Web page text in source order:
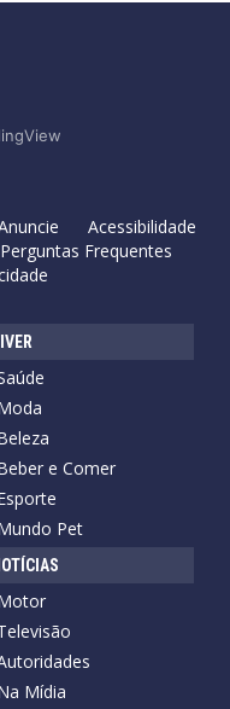
Acessibilidade
Perguntas Frequentes
e Comer
Pet
Mídia